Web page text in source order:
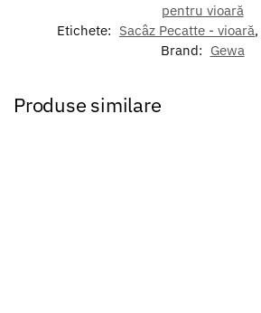
pentru vioară
Etichete: Sacâz Pecatte - vioară,
Brand: Gewa
Produse similare